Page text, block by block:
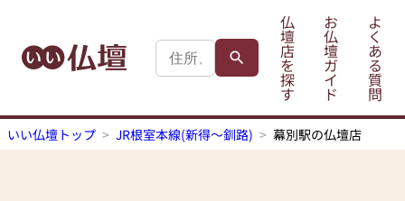
仏
壇
店
を
探
す
お
仏
壇
ガ
イ
ド
よ
く
あ
る
質
問
いい仏壇トップ JR根室本線(新得～釧路) 幕別駅の仏壇店